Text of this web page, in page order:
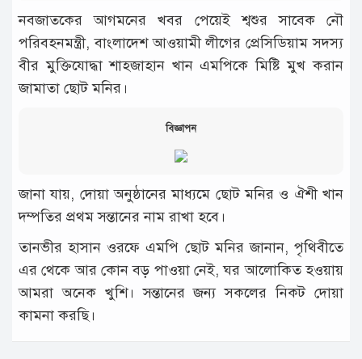
নবজাতকের আগমনের খবর পেয়েই শ্বশুর সাবেক নৌ
পরিবহনমন্ত্রী, বাংলাদেশ আওয়ামী লীগের প্রেসিডিয়াম সদস্য
বীর মুক্তিযোদ্ধা শাহজাহান খান এমপিকে মিষ্টি মুখ করান
জামাতা ছোট মনির।
বিজ্ঞাপন
জানা যায়, দোয়া অনুষ্ঠানের মাধ্যমে ছোট মনির ও ঐশী খান
দম্পতির প্রথম সন্তানের নাম রাখা হবে।
তানভীর হাসান ওরফে এমপি ছোট মনির জানান, পৃথিবীতে
এর থেকে আর কোন বড় পাওয়া নেই, ঘর আলোকিত হওয়ায়
আমরা অনেক খুশি। সন্তানের জন্য সকলের নিকট দোয়া
কামনা করছি।